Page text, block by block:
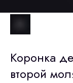
Коронка
второй